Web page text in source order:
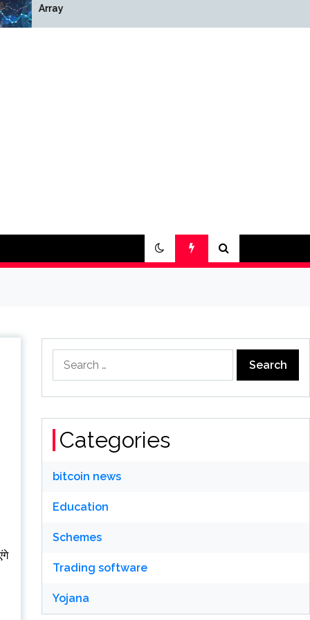
for:
Categories
bitcoin news
Education
Schemes
Trading software
Yojana